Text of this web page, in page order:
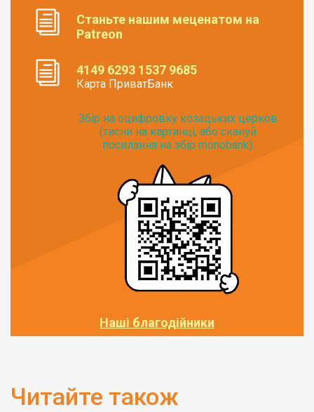
Станьте нашим меценатом на
Patreon
4149 6293 1537 9685
Карта ПриватБанк
Збір на оцифровку козацьких церков
(тисни на картинці, або скануй
посилання на збір monobank):
Наші благодійники
Читайте також